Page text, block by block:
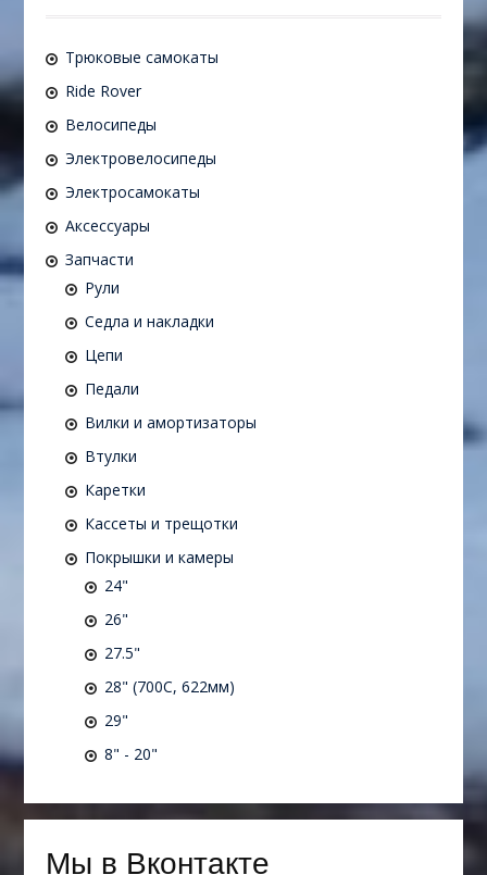
Трюковые самокаты
Ride Rover
Велосипеды
Электровелосипеды
Электросамокаты
Аксессуары
Запчасти
Рули
Седла и накладки
Цепи
Педали
Вилки и амортизаторы
Втулки
Каретки
Кассеты и трещотки
Покрышки и камеры
24"
26"
27.5"
28" (700C, 622мм)
29"
8" - 20"
Мы в Вконтакте